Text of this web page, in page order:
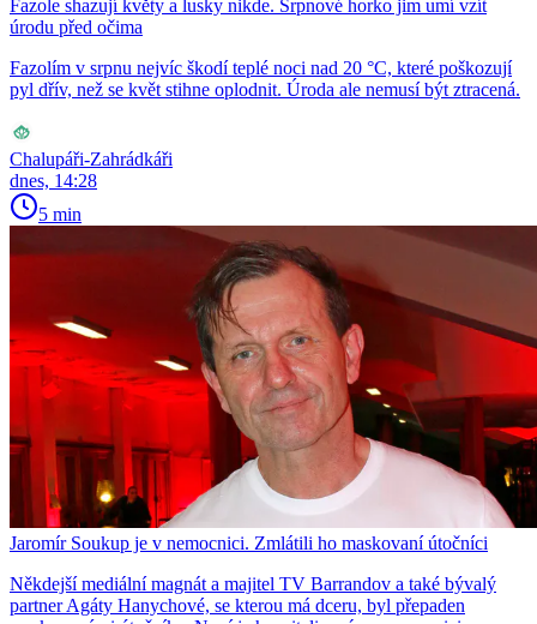
Fazole shazují květy a lusky nikde. Srpnové horko jim umí vzít
úrodu před očima
Fazolím v srpnu nejvíc škodí teplé noci nad 20 °C, které poškozují
pyl dřív, než se květ stihne oplodnit. Úroda ale nemusí být ztracená.
Chalupáři-Zahrádkáři
dnes, 14:28
5 min
Jaromír Soukup je v nemocnici. Zmlátili ho maskovaní útočníci
Někdejší mediální magnát a majitel TV Barrandov a také bývalý
partner Agáty Hanychové, se kterou má dceru, byl přepaden